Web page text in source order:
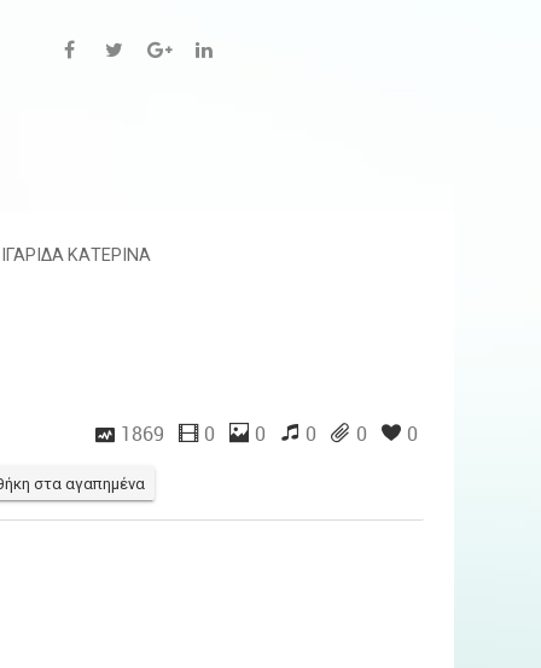
ΚΑΤΕΡΙΝΑ
1869 0 0 0 0 0
στα αγαπημένα